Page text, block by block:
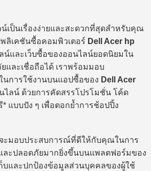
เป็นเรื่องง่ายและสะดวกที่สุดสำหรับคุณ
ลิเคชันซื้อคอมพิวเตอร์ Dell Acer hp
น์และเว็บซื้อของออนไลน์ยอดนิยมใน
และเชื่อถือได้ เราพร้อมมอบ
การใช้งานบนแอปซื้อของ Dell Acer
ไลน์ ด้วยการคัดสรรโปรโมชั่น โค้ด
แบบปัง ๆ เพื่อตอกย้ำการช้อปปิ้ง
ะมอบประสบการณ์ที่ดีให้กับคุณในการ
ะปลอดภัยมากยิ่งขึ้นบนแพลตฟอร์มของ
บและปกป้องข้อมูลส่วนบุคคลของผู้ใช้